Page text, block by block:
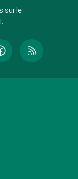
sur le